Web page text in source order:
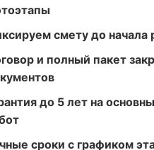
смету до начала
и полный пакет
до 5 лет на
сроки с графиком